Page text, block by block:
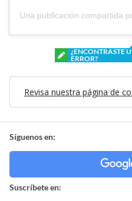
¿ENCONTRASTE
ERROR?
Revisa nuestra página de
Síguenos en:
Suscríbete en: